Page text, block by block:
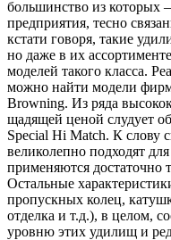
большинство из которых
предприятия, тесно
кстати говоря, такие
но даже в их
моделей такого класса.
можно найти модели
Browning. Из ряда
щадящей ценой слудует
Special Hi Match. К слову
великолепно подходят
применяются достаточно
Остальные
пропускных колец,
отделка и т.д.), в целом,
уровню этих удилищ и